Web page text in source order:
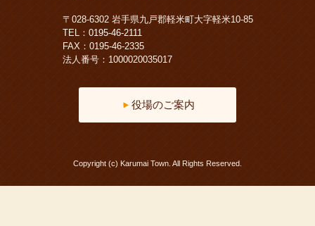
〒028-6302 岩手県九戸郡軽米町大字軽米10-85
TEL： 0195-46-2111
FAX：0195-46-2335
法人番号：1000020035017
役場のご案内
Copyright (c) Karumai Town. All Rights Reserved.